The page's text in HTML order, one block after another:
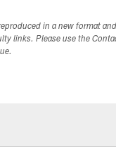
in a new format
links. Please use the